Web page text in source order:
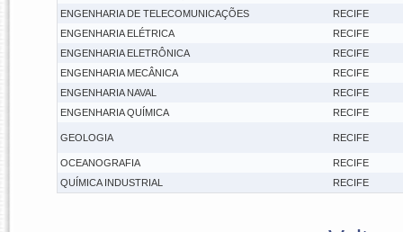
ENGENHARIA DE TELECOMUNICAÇÕES
RECIFE
ENGENHARIA ELÉTRICA
RECIFE
ENGENHARIA ELETRÔNICA
RECIFE
ENGENHARIA MECÂNICA
RECIFE
ENGENHARIA NAVAL
RECIFE
ENGENHARIA QUÍMICA
RECIFE
GEOLOGIA RECIFE
OCEANOGRAFIA
RECIFE
QUÍMICA INDUSTRIAL
RECIFE